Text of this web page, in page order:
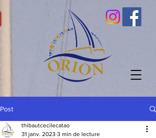
Post
thibautcecilecatao
31 janv. 2023 3 min de lecture